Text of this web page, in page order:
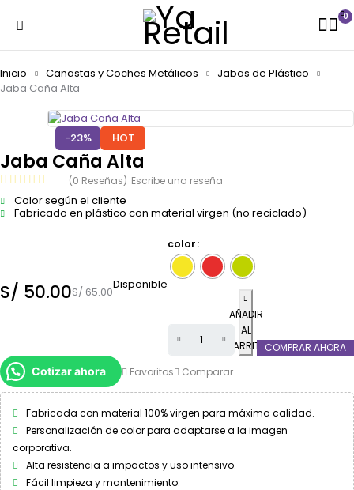
0
Inicio Canastas y Coches Metálicos
Jabas de Plástico
Jaba Caña Alta
-23% HOT
Jaba Caña Alta
(0 Reseñas) Escribe una reseña
Color según el cliente
Fabricado en plástico con material virgen (no reciclado)
S/65.00
S/ 50.00 Disponible
color
AÑADIR
AL
CARRITOCOMPRAR AHORA
Cotizar ahora
Favoritos Comparar
Fabricada con material 100% virgen para máxima calidad.
Personalización de color para adaptarse a la imagen
corporativa.
Alta resistencia a impactos y uso intensivo.
Fácil limpieza y mantenimiento.